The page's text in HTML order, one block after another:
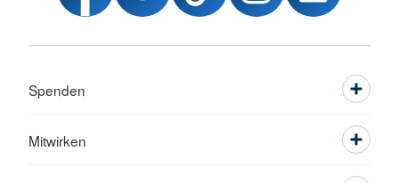
Spenden
Mitwirken